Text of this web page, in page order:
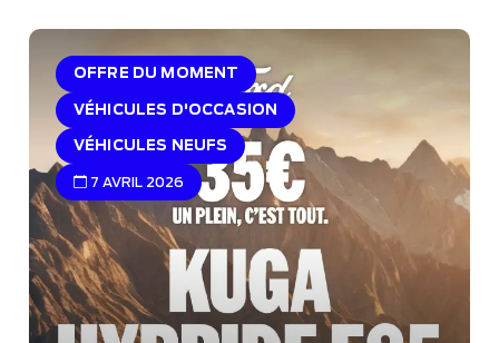
OFFRE DU MOMENT
VÉHICULES D'OCCASION
VÉHICULES NEUFS
7 AVRIL 2026